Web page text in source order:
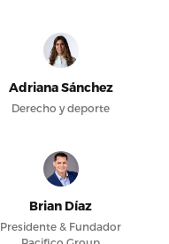
Adriana Sánchez
Derecho y deporte
Brian Díaz
Presidente & Fundador